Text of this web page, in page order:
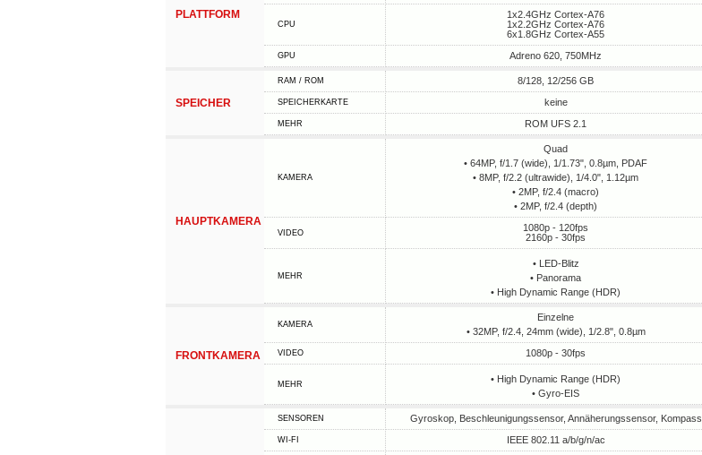
PLATTFORM
CPU
1x2.4GHz Cortex-A76
1x2.2GHz Cortex-A76
6x1.8GHz Cortex-A55
GPU Adreno 620, 750MHz
SPEICHER
RAM / ROM 8/128, 12/256 GB
SPEICHERKARTE keine
MEHR ROM UFS 2.1
HAUPTKAMERA
KAMERA
Quad
• 64MP, f/1.7 (wide), 1/1.73", 0.8µm, PDAF
• 8MP, f/2.2 (ultrawide), 1/4.0", 1.12µm
• 2MP, f/2.4 (macro)
• 2MP, f/2.4 (depth)
VIDEO
1080p - 120fps
2160p - 30fps
MEHR
• LED-Blitz
• Panorama
• High Dynamic Range (HDR)
FRONTKAMERA
KAMERA
Einzelne
• 32MP, f/2.4, 24mm (wide), 1/2.8", 0.8µm
VIDEO 1080p - 30fps
MEHR
• High Dynamic Range (HDR)
• Gyro-EIS
SENSOREN Gyroskop, Beschleunigungssensor, Annäherungssensor, Kompass
WI-FI IEEE 802.11 a/b/g/n/ac